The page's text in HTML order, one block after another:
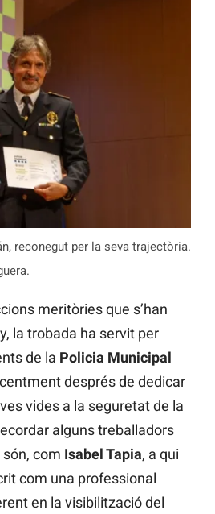
reconegut per la seva trajectòria.
meritòries que s’han
la trobada ha servit per
de la Policia Municipal
després de dedicar
vides a la seguretat de la
alguns treballadors
com Isabel Tapia, a qui
com una professional
en la visibilització del